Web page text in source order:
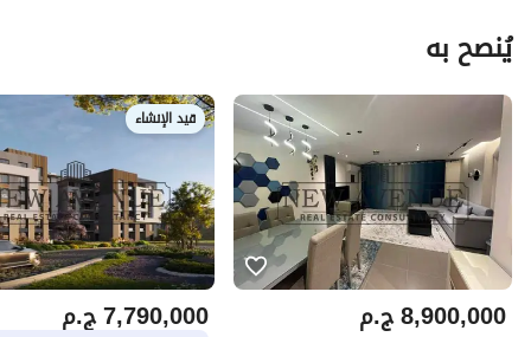
يُنصح به
ج.م8,900,000
قيد الإنشاء
ج.م7,790,000